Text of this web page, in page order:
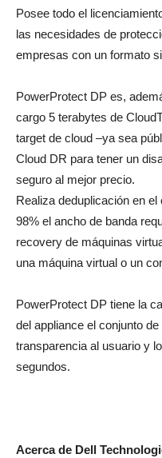
Posee todo el
las necesidades de
empresas con un formato
PowerProtect DP es,
cargo 5 terabytes de
target de cloud –ya sea
Cloud DR para tener un
seguro al mejor precio.
Realiza deduplicación en
98% el ancho de banda
recovery de máquinas
una máquina virtual o un
PowerProtect DP tiene la
del appliance el conjunto
transparencia al usuario y
segundos.
Acerca de Dell